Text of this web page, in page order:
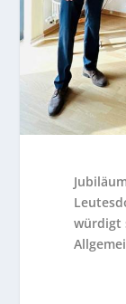
würdigt